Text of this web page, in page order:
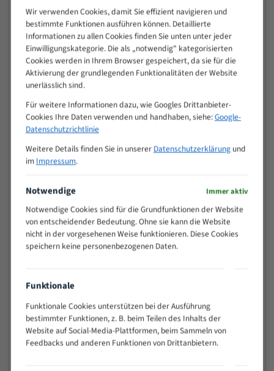
30
4/5
50
80
> 100
VOLLMATERIAL
M (mm)
Zoll (ZpZ))
>
25
10/14
15 - 40
8/12
25 - 50
50 - 120
80 - 180
3/4
130 -
350
2/3
200 -
> 500
0,75/1,25
Vorteile:
Wir verwenden Cookies, damit Sie effizient navigieren und
bestimmte Funktionen ausführen können. Detaillierte
Informationen zu allen Cookies finden Sie unten unter jeder
Einwilligungskategorie. Die als „notwendig" kategorisierten
Cookies werden in Ihrem Browser gespeichert, da sie für die
Aktivierung der grundlegenden Funktionalitäten der Website
unerlässlich sind.
Für weitere Informationen dazu, wie Googles Drittanbieter-
Cookies Ihre Daten verwenden und handhaben, siehe:Google-
Datenschutzrichtlinie
Weitere Details finden Sie in unserer Datenschutzerklärungund
im Impressum.
Notwendige Immer aktiv
Notwendige Cookies sind für die Grundfunktionen der Website
von entscheidender Bedeutung. Ohne sie kann die Website
nicht in der vorgesehenen Weise funktionieren. Diese Cookies
speichern keine personenbezogenen Daten.
Funktionale
Funktionale Cookies unterstützen bei der Ausführung
bestimmter Funktionen, z. B. beim Teilen des Inhalts der
Website auf Social-Media-Plattformen, beim Sammeln von
Feedbacks und anderen Funktionen von Drittanbietern.